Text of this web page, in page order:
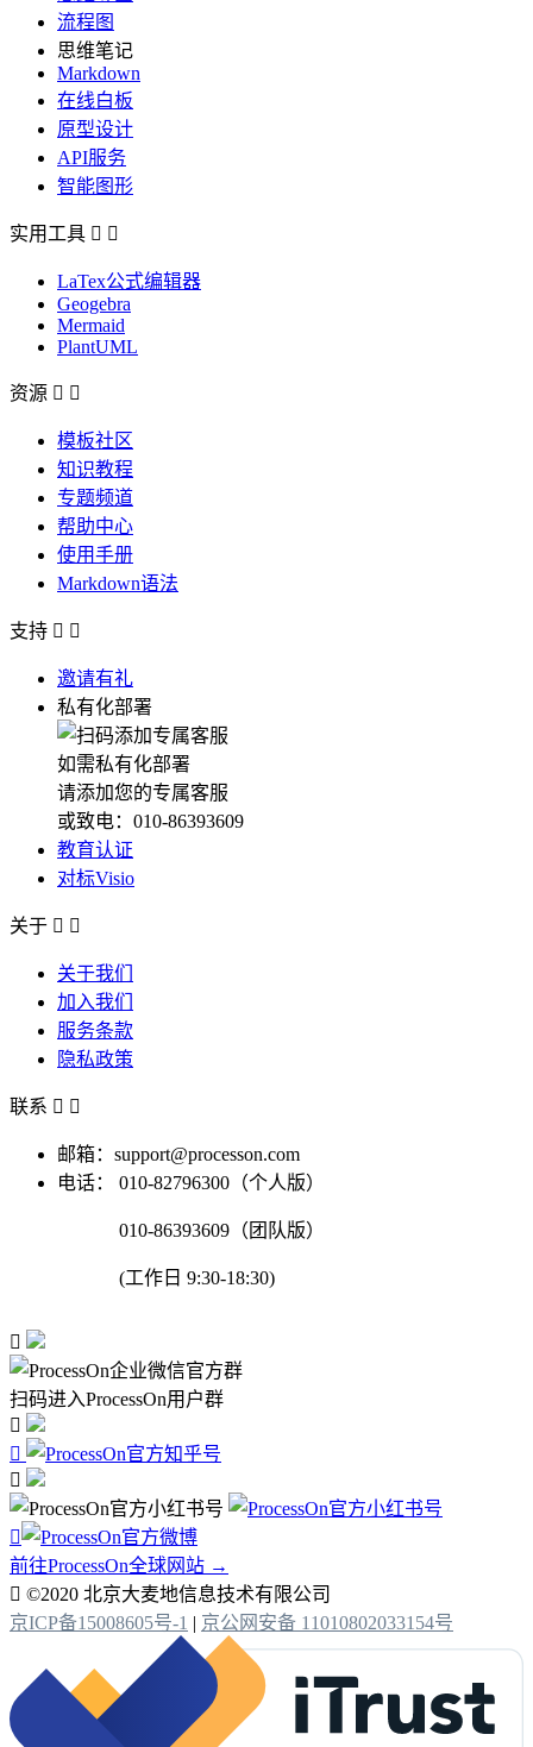
流程图
思维笔记
Markdown
在线白板
原型设计
API服务
智能图形
实用工具  
LaTex公式编辑器
Geogebra
Mermaid
PlantUML
资源  
模板社区
知识教程
专题频道
帮助中心
使用手册
Markdown语法
支持  
邀请有礼
私有化部署
如需私有化部署
请添加您的专属客服
或致电：010-86393609
教育认证
对标Visio
关于  
关于我们
加入我们
服务条款
隐私政策
联系  
邮箱：support@processon.com
电话：
010-82796300（个人版）
010-86393609（团队版）
(工作日 9:30-18:30)

扫码进入ProcessOn用户群




前往ProcessOn全球网站 →
 ©2020 北京大麦地信息技术有限公司
京ICP备15008605号-1 | 京公网安备 11010802033154号